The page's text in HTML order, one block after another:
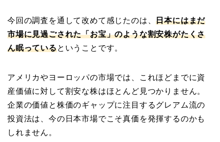
今回の調査を通して改めて感じたのは、日本にはまだ
市場に見過ごされた「お宝」のような割安株がたくさ
ん眠っているということです。
アメリカやヨーロッパの市場では、これほどまでに資
産価値に対して割安な株はほとんど見つかりません。
企業の価値と株価のギャップに注目するグレアム流の
投資法は、今の日本市場でこそ真価を発揮するのかも
しれません。